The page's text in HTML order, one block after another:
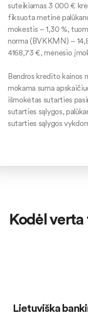
suteikiamas 3 000 €
fiksuota metinė
mokestis – 1,30 %,
norma (BVKKMN) –
4168,73 €, mėnesio
Bendros kredito kainos
mokama suma
išmokėtas sutarties
sutarties sąlygos,
sutarties sąlygos
Kodėl
Lietuviška